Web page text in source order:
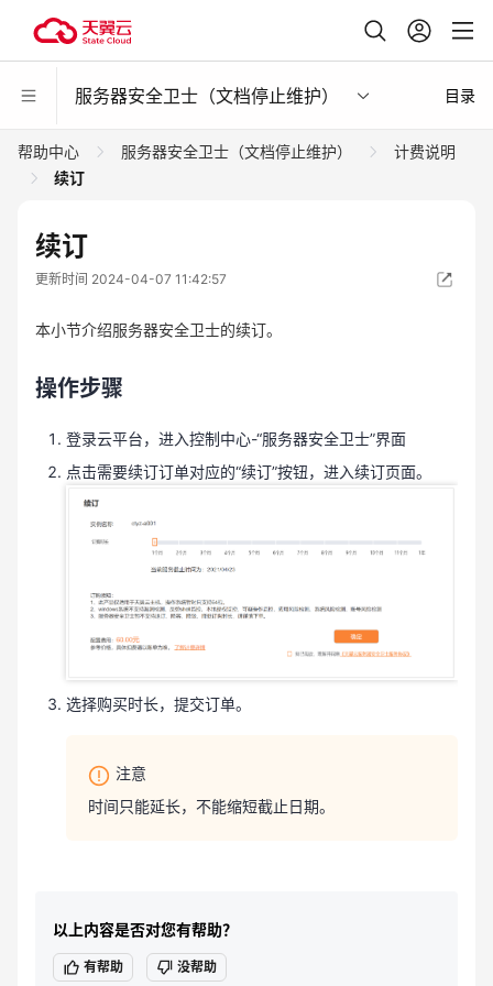
服务器安全卫士（文档停止维护） 目录
帮助中心 服务器安全卫士（文档停止维护）
计费说明
续订
续订
更新时间 2024-04-07 11:42:57
本小节介绍服务器安全卫士的续订。
操作步骤
登录云平台，进入控制中心-“服务器安全卫士”界面
点击需要续订订单对应的“续订”按钮，进入续订页面。
选择购买时长，提交订单。
注意
时间只能延长，不能缩短截止日期。
以上内容是否对您有帮助？
有帮助 没帮助